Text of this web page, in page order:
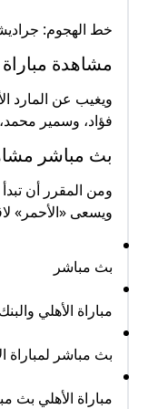
خط الهجوم:
مشاهدة
ويغيب عن المارد
فؤاد، وسمير
بث مباشر
ويسعى «الأحمر» لاقتناص النقاط الـ3
بث مباشر
مباراة الأهلي
بث مباشر لمباراة
مباراة الأهلي بث